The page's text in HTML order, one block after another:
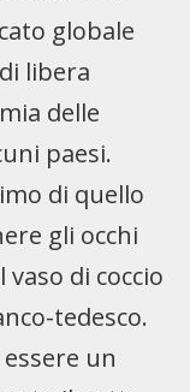
globale
libera
delle
paesi.
di quello
gli occhi
di coccio
tedesco.
un